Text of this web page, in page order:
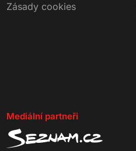
Zásady cookies
Mediální partneři